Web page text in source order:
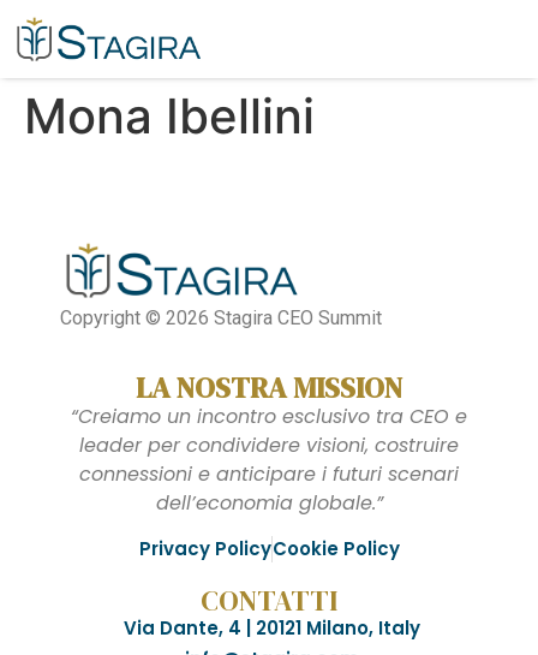
Mona Ibellini​
Copyright © 2026 Stagira CEO Summit
LA NOSTRA MISSION
“Creiamo un incontro esclusivo tra CEO e
leader per condividere visioni, costruire
connessioni e anticipare i futuri scenari
dell’economia globale.”
Privacy PolicyCookie Policy
CONTATTI
Via Dante, 4 | 20121 Milano, Italy